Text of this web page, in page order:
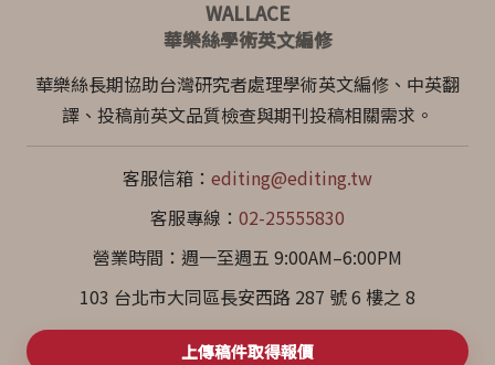
WALLACE
華樂絲學術英文編修
華樂絲長期協助台灣研究者處理學術英文編修、中英翻
譯、投稿前英文品質檢查與期刊投稿相關需求。
客服信箱： editing@editing.tw
客服專線： 02-25555830
營業時間：週一至週五 9:00AM–6:00PM
103 台北市大同區長安西路 287 號 6 樓之 8
上傳稿件取得報價